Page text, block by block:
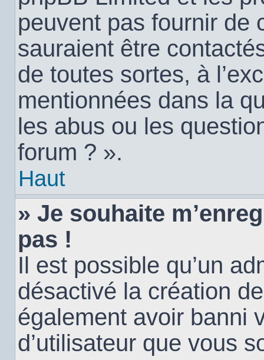
peuvent pas fournir de
sauraient être
de toutes sortes, à
mentionnées dans la
les abus ou les
forum ? ».
Haut
» Je souhaite
pas !
Il est possible qu’un
désactivé la création
également avoir banni
d’utilisateur que vous